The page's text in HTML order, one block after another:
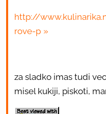
http://
rove-p
za sladko imas tudi
misel kukiji, piskoti,